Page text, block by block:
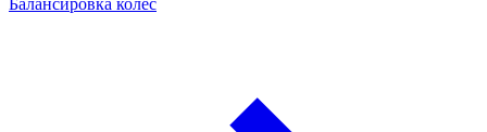
Балансировка колёс